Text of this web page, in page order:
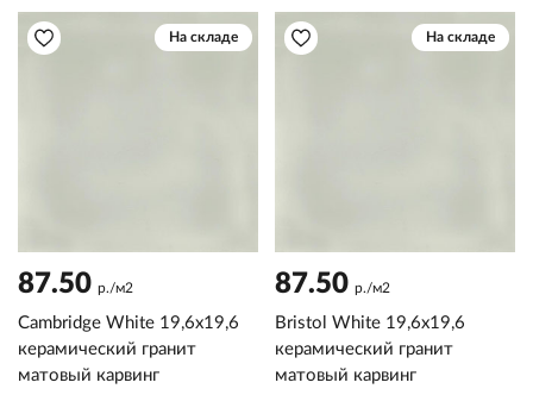
На складе
87.50 р./м2
Cambridge White 19,6x19,6
керамический гранит
матовый карвинг
На складе
87.50 р./м2
Bristol White 19,6x19,6
керамический гранит
матовый карвинг